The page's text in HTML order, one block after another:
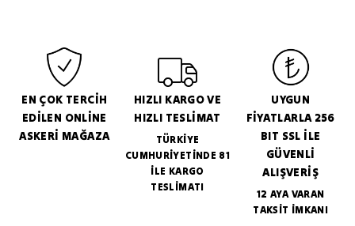
EN ÇOK TERCİH
EDİLEN ONLİNE
ASKERİ MAĞAZA
HIZLI KARGO VE
HIZLI TESLİMAT
TÜRKİYE
CUMHURİYETİNDE 81
İLE KARGO
TESLİMATI
UYGUN
FİYATLARLA 256
BIT SSL İLE
GÜVENLİ
ALIŞVERİŞ
12 AYA VARAN
TAKSİT İMKANI